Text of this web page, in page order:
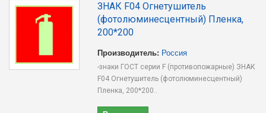
ЗНАК F04 Огнетушитель
(фотолюминесцентный) Пленка,
200*200
Производитель: Россия
-знаки ГОСТ серии F (противопожарные) ЗНАК
F04 Огнетушитель (фотолюминесцентный)
Пленка, 200*200..